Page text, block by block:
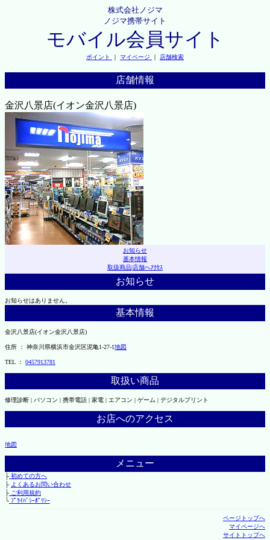
株式会社ノジマ
ノジマ携帯サイト
モバイル会員サイト
ポイント ｜ マイページ ｜ 店舗検索
店舗情報
金沢八景店(イオン金沢八景店)
お知らせ
基本情報
取扱商品|店舗へｱｸｾｽ
お知らせ
お知らせはありません。
基本情報
金沢八景店(イオン金沢八景店)
住所 ： 神奈川県横浜市金沢区泥亀1-27-1地図
TEL ： 0457913781
取扱い商品
修理診断 | パソコン | 携帯電話 | 家電 | エアコン | ゲーム | デジタルプリント
お店へのアクセス
地図
メニュー
├初めての方へ
├ よくあるお問い合わせ
├ご利用規約
└ﾌﾟﾗｲﾊﾞｼｰﾎﾟﾘｼｰ
ページトップへ
マイページへ
サイトトップへ